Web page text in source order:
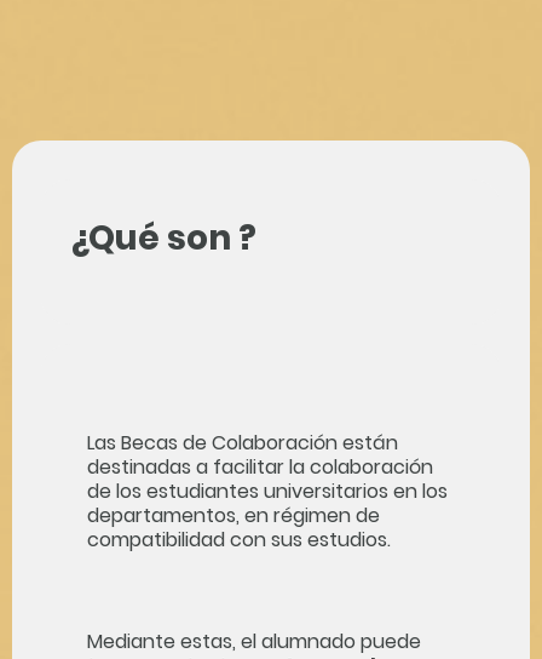
¿Qué son ?
Las Becas de Colaboración están
destinadas a facilitar la colaboración
de los estudiantes universitarios en los
departamentos, en régimen de
compatibilidad con sus estudios.
Mediante estas, el alumnado puede